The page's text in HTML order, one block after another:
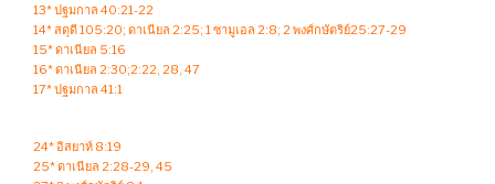
13* ปฐมกาล 40:21-22
14* สดุดี 105:20; ดาเนียล 2:25; 1 ซามูเอล 2:8; 2 พงศ์กษัตริย์25:27-29
15* ดาเนียล 5:16
16* ดาเนียล 2:30;2:22, 28, 47
17* ปฐมกาล 41:1
24* อิสยาห์ 8:19
25* ดาเนียล 2:28-29, 45